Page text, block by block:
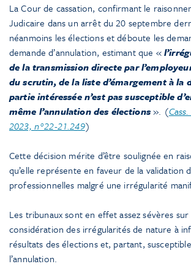
La Cour de cassation, confirmant le
Judicaire dans un arrêt du 20 septembre
néanmoins les élections et déboute les
demande d’annulation, estimant que «
de la transmission directe par
du scrutin, de la liste d’émargement à la
partie intéressée n’est pas susceptible
même l’annulation des élections». (
2023, n°22-21.249)
Cette décision mérite d’être soulignée en
qu’elle représente en faveur de la validation
professionnelles malgré une irrégularité
Les tribunaux sont en effet assez sévères
considération des irrégularités de nature à
résultats des élections et, partant,
l’annulation.